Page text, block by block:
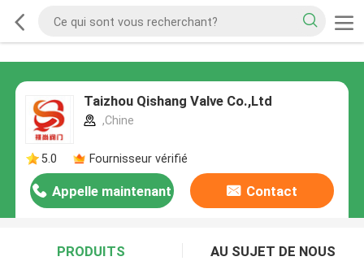
Taizhou Qishang Valve Co.,Ltd
,Chine
5.0 Fournisseur vérifié
Appelle maintenant Contact
PRODUITS AU SUJET DE NOUS